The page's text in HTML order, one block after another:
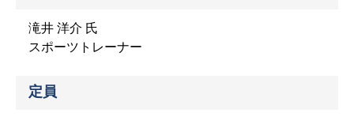
滝井 洋介 氏
スポーツトレーナー
定員